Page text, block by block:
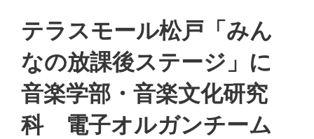
テラスモール松戸「みん
なの放課後ステージ」に
音楽学部・音楽文化研究
科 電子オルガンチーム